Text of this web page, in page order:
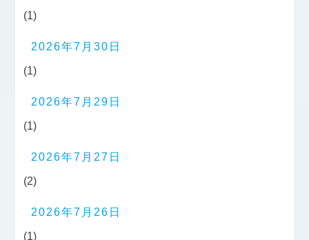
(1)
2026年7月30日
(1)
2026年7月29日
(1)
2026年7月27日
(2)
2026年7月26日
(1)